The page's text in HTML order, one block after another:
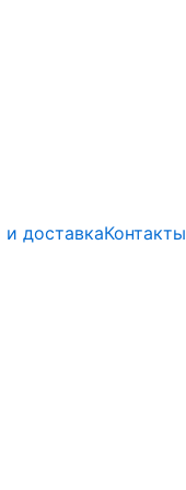
и доставкаКонтакты